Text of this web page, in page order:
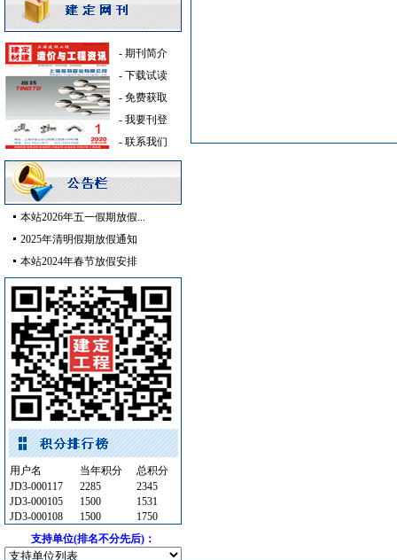
二头隔栅射灯 [采购中]
仪器仪表 [采购中]
电气控制开关 [采购中]
材耐磨砖 [采购中]
光源灯具 [采购中]
变配电 [采购中]
消防火警 [采购中]
火灾自动报警系统
给排水管件 [采购中]
消防火警 [采购中]
消防稳压泵 [采购中]
安全防范 [采购中]
二头隔栅射灯 [采购中]
筒灯 [采购中]
消防水泵接合器 [采购中]
装饰石材 [采购中]
消防水泵接合器 [采购中]
仪器仪表 [采购中]
8
[采购中]
通风设备 [采购中]
外墙装饰 [采购中]
仪器仪表电线电缆 [采购中]
管材管件
[采购中]
内外墙装饰材料 [采购中]
抛光耐磨砖 [采购中]
- 期刊简介
- 下载试读
- 免费获取
- 我要刊登
- 联系我们
本站2026年五一假期放假...
2025年清明假期放假通知
本站2024年春节放假安排
用户名 当年积分
总积分
JD3-000117
2285
2345
JD3-000105
1500
1531
JD3-000108
1500
1750
支持单位(排名不分先后)：